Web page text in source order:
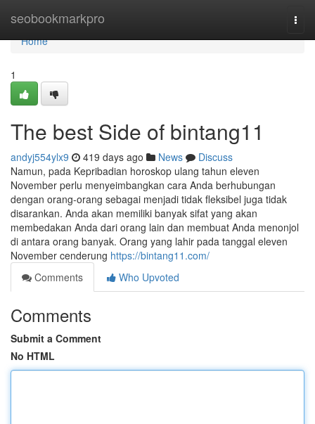
seobookmarkpro
Home
Home
1
The best Side of bintang11
andyj554ylx9 419 days ago News
Discuss
Namun, pada Kepribadian horoskop ulang tahun eleven
November perlu menyeimbangkan cara Anda berhubungan
dengan orang-orang sebagai menjadi tidak fleksibel juga tidak
disarankan. Anda akan memiliki banyak sifat yang akan
membedakan Anda dari orang lain dan membuat Anda menonjol
di antara orang banyak. Orang yang lahir pada tanggal eleven
November cenderung https://bintang11.com/
Comments
Who Upvoted
Comments
Submit a Comment
No HTML